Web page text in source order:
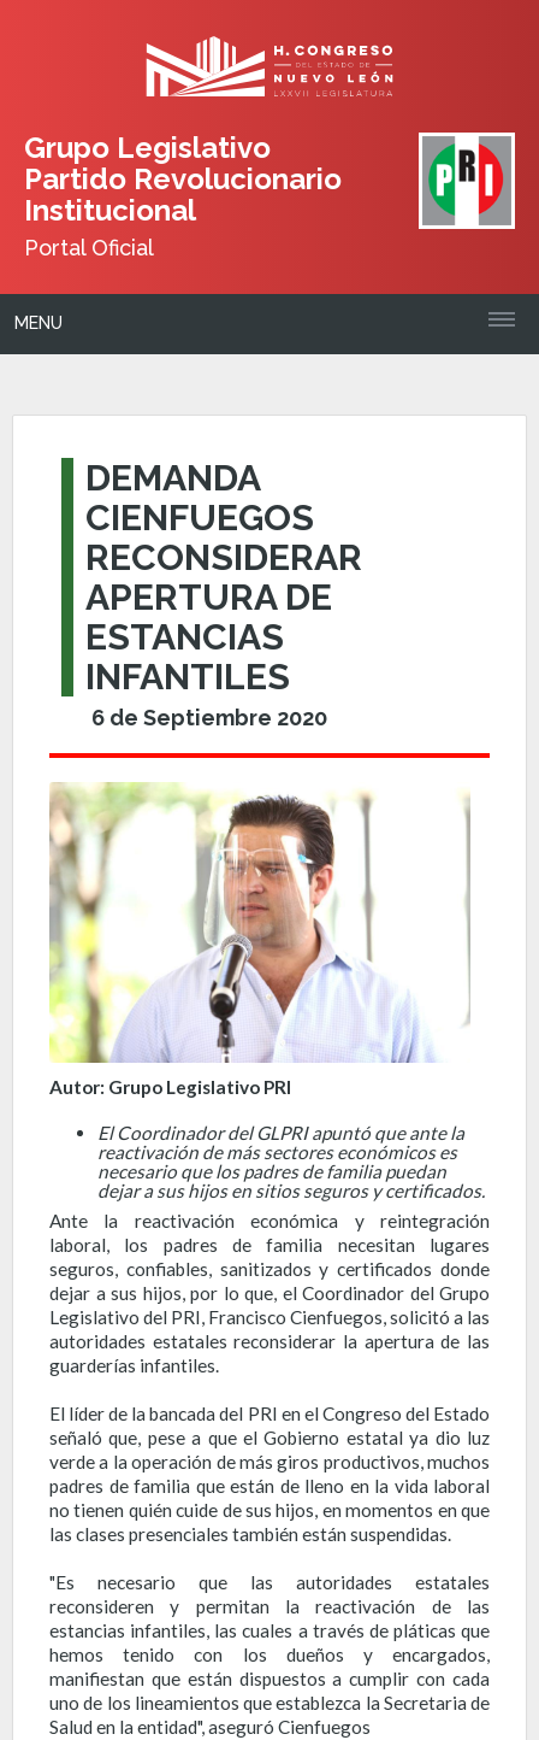
Grupo Legislativo
Partido Revolucionario
Institucional
Portal Oficial
MENU
DEMANDA
CIENFUEGOS
RECONSIDERAR
APERTURA DE
ESTANCIAS
INFANTILES
6 de Septiembre 2020
Autor: Grupo Legislativo PRI
El Coordinador del GLPRI apuntó que ante la
reactivación de más sectores económicos es
necesario que los padres de familia puedan
dejar a sus hijos en sitios seguros y certificados.
Ante la reactivación económica y reintegración
laboral, los padres de familia necesitan lugares
seguros, confiables, sanitizados y certificados donde
dejar a sus hijos, por lo que, el Coordinador del Grupo
Legislativo del PRI, Francisco Cienfuegos, solicitó a las
autoridades estatales reconsiderar la apertura de las
guarderías infantiles.
El líder de la bancada del PRI en el Congreso del Estado
señaló que, pese a que el Gobierno estatal ya dio luz
verde a la operación de más giros productivos, muchos
padres de familia que están de lleno en la vida laboral
no tienen quién cuide de sus hijos, en momentos en que
las clases presenciales también están suspendidas.
"Es necesario que las autoridades estatales
reconsideren y permitan la reactivación de las
estancias infantiles, las cuales a través de pláticas que
hemos tenido con los dueños y encargados,
manifiestan que están dispuestos a cumplir con cada
uno de los lineamientos que establezca la Secretaria de
Salud en la entidad", aseguró Cienfuegos